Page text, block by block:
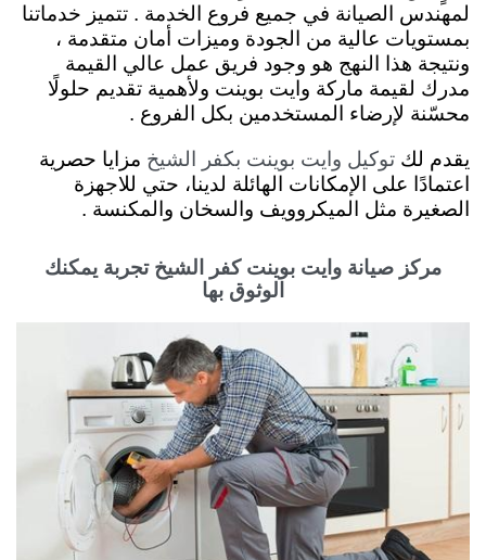
لمهندس الصيانة في جميع فروع الخدمة . تتميز خدماتنا
بمستويات عالية من الجودة وميزات أمان متقدمة ،
ونتيجة هذا النهج هو وجود فريق عمل عالي القيمة
مدرك لقيمة ماركة وايت بوينت ولأهمية تقديم حلولًا
محسّنة لإرضاء المستخدمين بكل الفروع .
يقدم لك توكيل وايت بوينت بكفر الشيخ مزايا حصرية
اعتمادًا على الإمكانات الهائلة لدينا، حتي للاجهزة
الصغيرة مثل الميكروويف والسخان والمكنسة .
مركز صيانة وايت بوينت كفر الشيخ تجربة يمكنك
الوثوق بها